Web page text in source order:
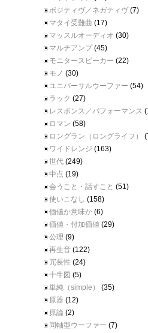
ポジティヴ／ネガティヴ(7)
マタイ受難曲 (17)
マッスルオーディオ (30)
マルチアンプ (45)
モニタースピーカー (22)
モノ (30)
ユニバーサルウーファー (54)
ラック (27)
レスポンス／パフォーマンス
ロマン (58)
ロングラン（ロングライフ）
ワイドレンジ (163)
世代 (249)
中点 (19)
会うこと・話すこと (51)
使いこなし (158)
価値か意味か (6)
価値・付加価値 (29)
公理 (9)
再生音 (122)
冗長性 (24)
十牛図 (5)
単純（simple）
(35)
原器 (12)
原論 (2)
同軸型ウーファー (7)